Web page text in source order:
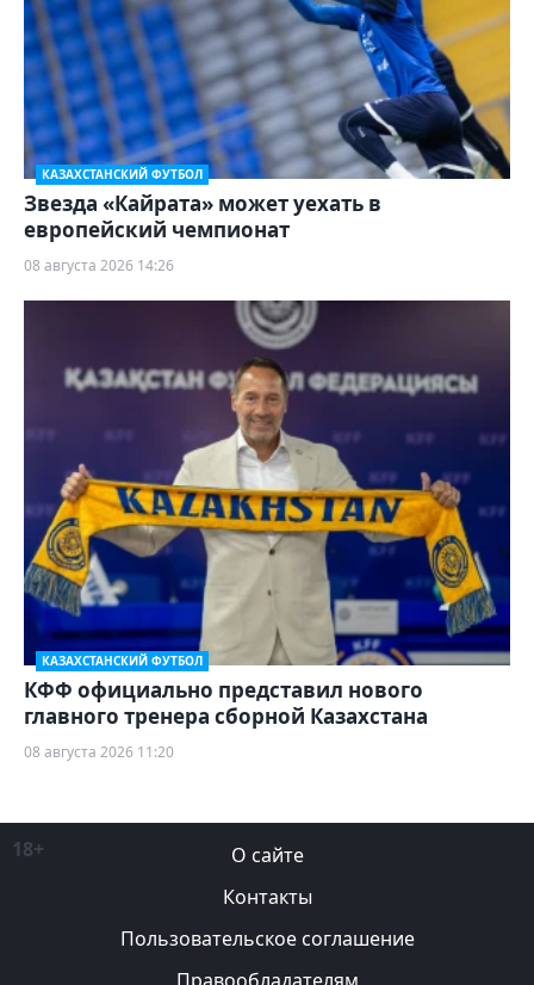
КАЗАХСТАНСКИЙ ФУТБОЛ
Звезда «Кайрата» может уехать в
европейский чемпионат
08 августа 2026 14:26
КАЗАХСТАНСКИЙ ФУТБОЛ
КФФ официально представил нового
главного тренера сборной Казахстана
08 августа 2026 11:20
18+
О сайте
Контакты
Пользовательское соглашение